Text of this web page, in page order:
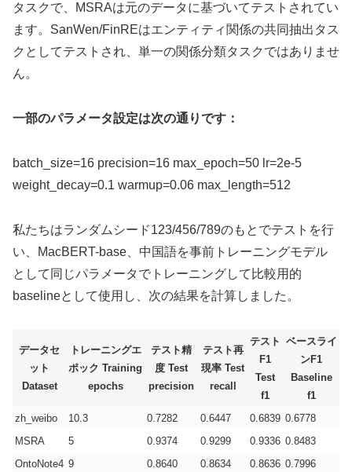
タスクで、MSRAは元のデータに基づいてテストされてい
ます。SanWen/FinREはエンティティ関係の共同抽出タス
クとしてテストされ、単一の関係分類タスクではありませ
ん。
一部のパラメータ設定は次の通りです：
batch_size=16 precision=16 max_epoch=50 lr=2e-5
weight_decay=0.1 warmup=0.06 max_length=512
私たちはランダムシード123/456/789のもとでテストを行
い、MacBERT-base、中国語を事前トレーニングモデル
として同じパラメータでトレーニングして比較用的
baselineとして使用し、次の結果を計算しました。
データセ
ット
Dataset
トレーニングエ
ポック Training
epochs
テスト精
度 Test
precision
テスト再
現率 Test
recall
テスト
F1
Test
f1
ベースライ
ンF1
Baseline
f1
zh_weibo
10.3 0.7282 0.6447 0.6839 0.6778
MSRA
5 0.9374 0.9299 0.9336 0.8483
OntoNote4 9 0.8640 0.8634 0.8636 0.7996